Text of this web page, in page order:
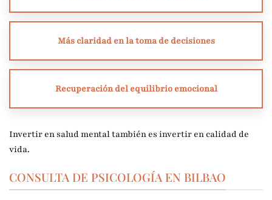
Más claridad en la toma de decisiones
Recuperación del equilibrio emocional
Invertir en salud mental también es invertir en calidad de
vida.
CONSULTA DE PSICOLOGÍA EN BILBAO